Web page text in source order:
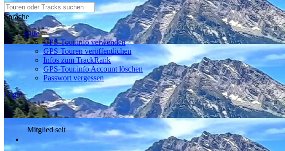
Sprache
Hilfe
GPS-Tour.info verwenden
GPS-Touren veröffentlichen
Infos zum TrackRank
GPS-Tour.info Account löschen
Passwort vergessen
Login
Mitglied seit